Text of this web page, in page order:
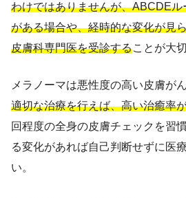
わけではありませんが、ABCDE
がある場合や、経時的な変化が見
皮膚科専門医を受診することが大
メラノーマは悪性度の高い皮膚がん
適切な治療を行えば、高い治癒率
回程度の全身の皮膚チェックを習
る変化があれば自己判断せずに医
い。